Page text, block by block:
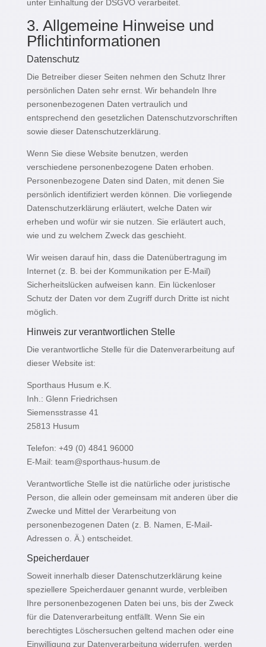
unter Einhaltung der DSGVO verarbeitet.
3. Allgemeine Hinweise und
Pflicht­informationen
Datenschutz
Die Betreiber dieser Seiten nehmen den Schutz Ihrer
persönlichen Daten sehr ernst. Wir behandeln Ihre
personenbezogenen Daten vertraulich und
entsprechend den gesetzlichen Datenschutzvorschriften
sowie dieser Datenschutzerklärung.
Wenn Sie diese Website benutzen, werden
verschiedene personenbezogene Daten erhoben.
Personenbezogene Daten sind Daten, mit denen Sie
persönlich identifiziert werden können. Die vorliegende
Datenschutzerklärung erläutert, welche Daten wir
erheben und wofür wir sie nutzen. Sie erläutert auch,
wie und zu welchem Zweck das geschieht.
Wir weisen darauf hin, dass die Datenübertragung im
Internet (z. B. bei der Kommunikation per E-Mail)
Sicherheitslücken aufweisen kann. Ein lückenloser
Schutz der Daten vor dem Zugriff durch Dritte ist nicht
möglich.
Hinweis zur verantwortlichen Stelle
Die verantwortliche Stelle für die Datenverarbeitung auf
dieser Website ist:
Sporthaus Husum e.K.
Inh.: Glenn Friedrichsen
Siemensstrasse 41
25813 Husum
Telefon: +49 (0) 4841 96000
E-Mail: team@sporthaus-husum.de
Verantwortliche Stelle ist die natürliche oder juristische
Person, die allein oder gemeinsam mit anderen über die
Zwecke und Mittel der Verarbeitung von
personenbezogenen Daten (z. B. Namen, E-Mail-
Adressen o. Ä.) entscheidet.
Speicherdauer
Soweit innerhalb dieser Datenschutzerklärung keine
speziellere Speicherdauer genannt wurde, verbleiben
Ihre personenbezogenen Daten bei uns, bis der Zweck
für die Datenverarbeitung entfällt. Wenn Sie ein
berechtigtes Löschersuchen geltend machen oder eine
Einwilligung zur Datenverarbeitung widerrufen, werden